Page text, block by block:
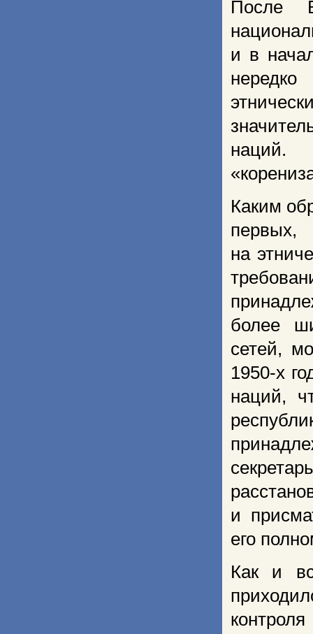
После
и в
наций.
Каким
на
более
сетей,
1950-х
наций,
и
его
Как и